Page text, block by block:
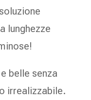
lunghezze
belle senza
irrealizzabile.